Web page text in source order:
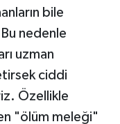
bile
nedenle
uzman
ciddi
Özellikle
"ölüm meleği"